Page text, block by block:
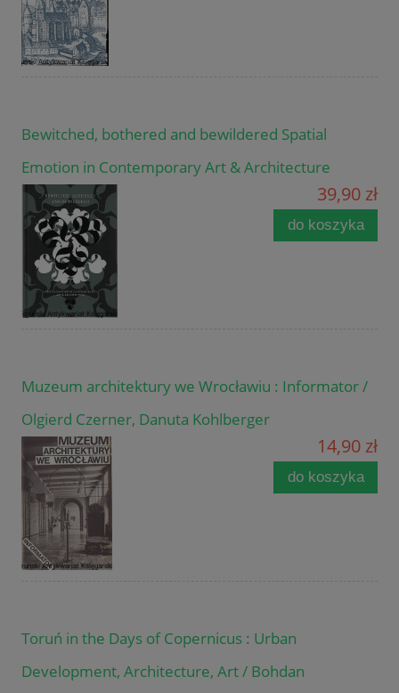
Bewitched, bothered and bewildered Spatial
Emotion in Contemporary Art & Architecture
39,90 zł
do koszyka
Muzeum architektury we Wrocławiu : Informator /
Olgierd Czerner, Danuta Kohlberger
14,90 zł
do koszyka
Toruń in the Days of Copernicus : Urban
Development, Architecture, Art / Bohdan